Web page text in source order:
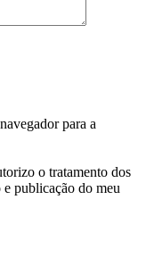
para a
o tratamento dos
publicação do meu